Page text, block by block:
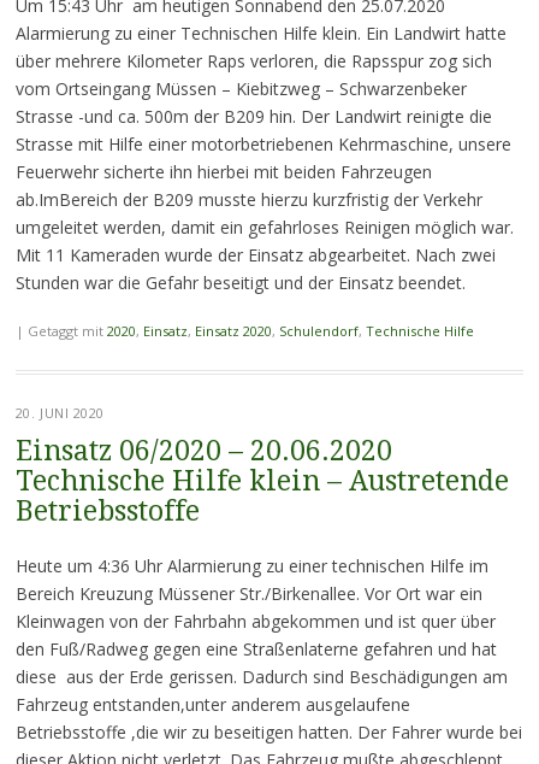
Um 15:43 Uhr am heutigen Sonnabend den 25.07.2020
Alarmierung zu einer Technischen Hilfe klein. Ein Landwirt hatte
über mehrere Kilometer Raps verloren, die Rapsspur zog sich
vom Ortseingang Müssen – Kiebitzweg – Schwarzenbeker
Strasse -und ca. 500m der B209 hin. Der Landwirt reinigte die
Strasse mit Hilfe einer motorbetriebenen Kehrmaschine, unsere
Feuerwehr sicherte ihn hierbei mit beiden Fahrzeugen
ab.ImBereich der B209 musste hierzu kurzfristig der Verkehr
umgeleitet werden, damit ein gefahrloses Reinigen möglich war.
Mit 11 Kameraden wurde der Einsatz abgearbeitet. Nach zwei
Stunden war die Gefahr beseitigt und der Einsatz beendet.
| Getaggt mit 2020, Einsatz, Einsatz 2020, Schulendorf, Technische Hilfe
20. JUNI 2020
Einsatz 06/2020 – 20.06.2020
Technische Hilfe klein – Austretende
Betriebsstoffe
Heute um 4:36 Uhr Alarmierung zu einer technischen Hilfe im
Bereich Kreuzung Müssener Str./Birkenallee. Vor Ort war ein
Kleinwagen von der Fahrbahn abgekommen und ist quer über
den Fuß/Radweg gegen eine Straßenlaterne gefahren und hat
diese aus der Erde gerissen. Dadurch sind Beschädigungen am
Fahrzeug entstanden,unter anderem ausgelaufene
Betriebsstoffe ,die wir zu beseitigen hatten. Der Fahrer wurde bei